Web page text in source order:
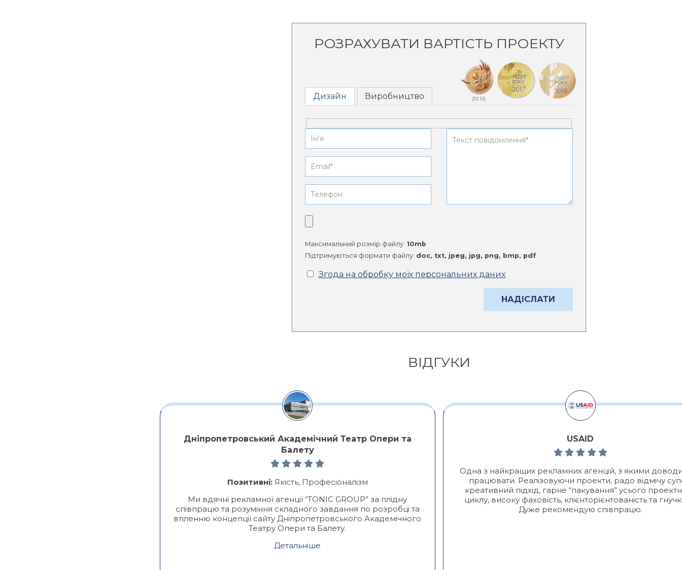
РОЗРАХУВАТИ ВАРТІСТЬ ПРОЕКТУ
Дизайн Виробництво
Максимальний розмір файлу: 10mb
Підтримуються формати файлу: doc, txt, jpeg, jpg, png, bmp, pdf
Згода на обробку моїх персональних даних
ВІДГУКИ
Дніпропетровський Академічний Театр Опери та
Балету
Позитивні:Якість, Професіоналізм
Ми вдячні рекламної агенції “TONIC GROUP” за плідну
співпрацю та розуміння складного завдання по розробці та
втіленню концепції сайту Дніпропетровського Академічного
Театру Опери та Балету.
Детальніше
USAID
Одна з найкращих рекламних агенцій, з якими
працювати. Реалізовуючи проекти, радо відмічу
креативний підхід, гарне “пакування” усього
циклу, високу фаховість, клієнторієнтованість та
Дуже рекомендую співпрацю.